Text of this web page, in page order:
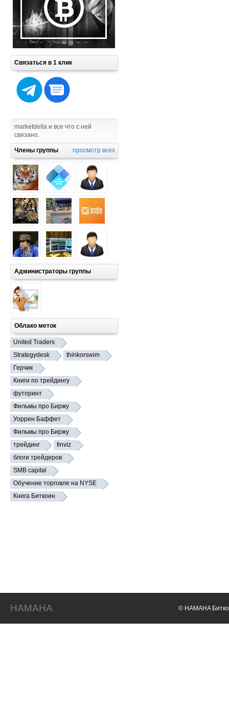
Связаться в 1 клик
marketdelta и все что с ней
связано.
Члены группы просмотр всех
Администраторы группы
Облако меток
United Traders
Strategydesk
thinkorswim
Герчик
Книги по трейдингу
футпринт
Фильмы про Биржу
Уоррен Баффет
Фильмы про Биржу
трейдинг
finviz
блоги трейдеров
SMB capital
Обучение торговле на NYSE
Книга Биткоин
HAMAHA © HAMAHA